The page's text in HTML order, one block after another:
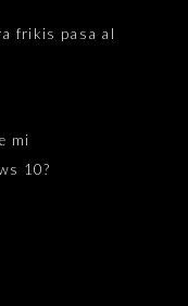
frikis pasa al
mi
10?